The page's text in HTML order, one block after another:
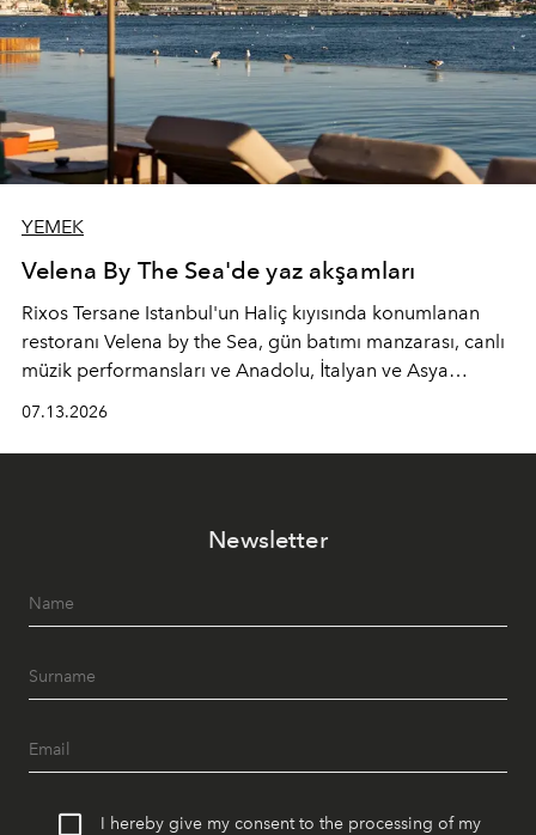
YEMEK
Velena By The Sea'de yaz akşamları
Rixos Tersane Istanbul'un Haliç kıyısında konumlanan
restoranı Velena by the Sea, gün batımı manzarası, canlı
müzik performansları ve Anadolu, İtalyan ve Asya
devam ediyor.
07.13.2026
Newsletter
I hereby give my consent to the processing of my